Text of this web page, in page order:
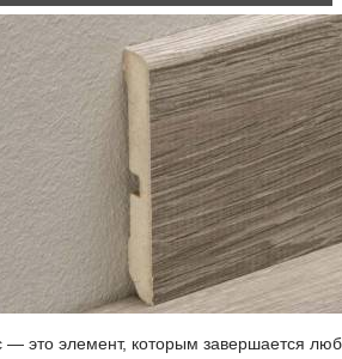
— это элемент, которым завершается